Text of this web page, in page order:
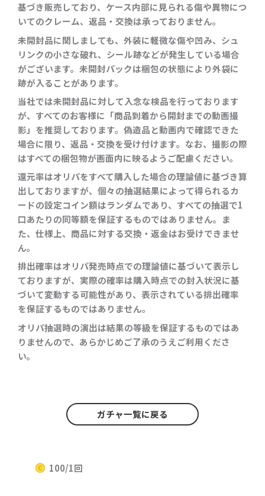
基づき販売しており、ケース内部に見られる傷や異物につ
いてのクレーム、返品・交換は承っておりません。
未開封品に関しましても、外装に軽微な傷や凹み、シュ
リンクの小さな破れ、シール跡などが発生している場合
がございます。未開封パックは梱包の状態により外袋に
跡が入ることがあります。
当社では未開封品に対して入念な検品を行っております
が、すべてのお客様に「商品到着から開封までの動画撮
影」を推奨しております。偽造品と動画内で確認できた
場合に限り、返品・交換を受け付けます。なお、撮影の際
はすべての梱包物が画面内に映るようご配慮ください。
還元率はオリパをすべて購入した場合の理論値に基づき算
出しておりますが、個々の抽選結果によって得られるカ
ードの設定コイン額はランダムであり、すべての抽選で1
口あたりの同等額を保証するものではありません。ま
た、仕様上、商品に対する交換・返金はお受けできませ
ん。
排出確率はオリパ発売時点での理論値に基づいて表示し
ておりますが、実際の確率は購入時点での封入状況に基
づいて変動する可能性があり、表示されている排出確率
を保証するものではありません。
オリパ抽選時の演出は結果の等級を保証するものではあ
りませんので、あらかじめご了承のうえご利用くださ
い。
ガチャ一覧に戻る
100/1回